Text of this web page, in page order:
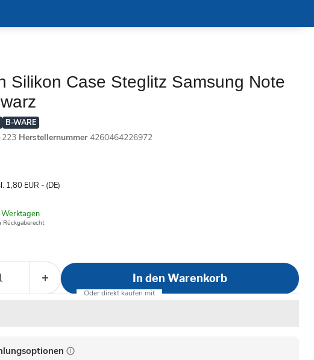
Silikon Case Steglitz Samsung Note
B-WARE
Herstellernummer 4260464226972
Preis
1,80 EUR - (DE)
Rückgaberecht
In den Warenkorb